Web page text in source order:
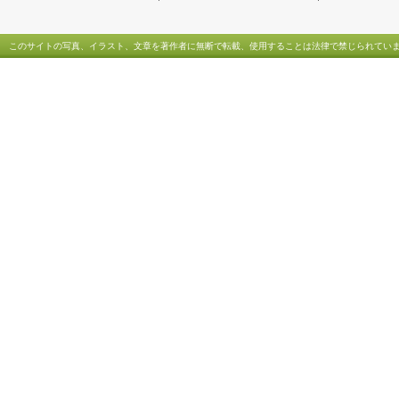
このサイトの写真、イラスト、文章を著作者に無断で転載、使用することは法律で禁じられてい